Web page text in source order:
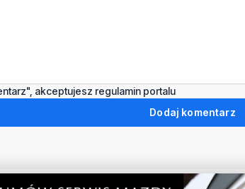
akceptujesz regulamin portalu
Dodaj komentarz